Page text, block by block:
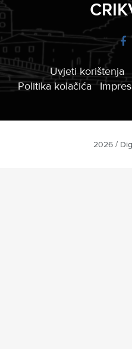
Uvjeti korištenja
Politika kolačića
2026 /